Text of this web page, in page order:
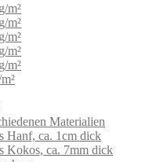
m²
m²
m²
m²
m²
Materialien
Hanf, ca. 1cm dick
Kokos, ca. 7mm dick